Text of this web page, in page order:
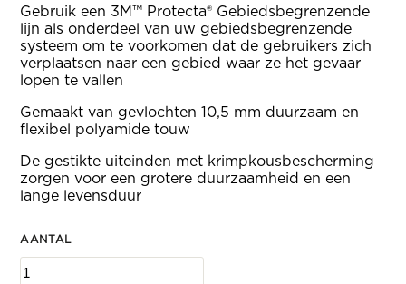
Gebruik een 3M™ Protecta® Gebiedsbegrenzende
lijn als onderdeel van uw gebiedsbegrenzende
systeem om te voorkomen dat de gebruikers zich
verplaatsen naar een gebied waar ze het gevaar
lopen te vallen
Gemaakt van gevlochten 10,5 mm duurzaam en
flexibel polyamide touw
De gestikte uiteinden met krimpkousbescherming
zorgen voor een grotere duurzaamheid en een
lange levensduur
AANTAL